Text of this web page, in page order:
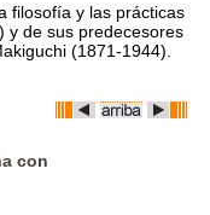
filosofía y las prácticas
y de sus predecesores
(1871-1944).
con